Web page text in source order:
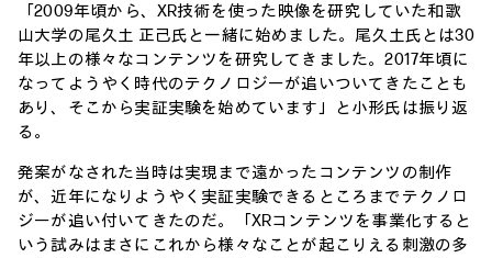
「2009年頃から、XR技術を使った映像を研究していた和歌
山大学の尾久土 正己氏と一緒に始めました。尾久土氏とは30
年以上の様々なコンテンツを研究してきました。2017年頃に
なってようやく時代のテクノロジーが追いついてきたことも
あり、そこから実証実験を始めています」と小形氏は振り返
る。
発案がなされた当時は実現まで遠かったコンテンツの制作
が、近年になりようやく実証実験できるところまでテクノロ
ジーが追い付いてきたのだ。「XRコンテンツを事業化すると
いう試みはまさにこれから様々なことが起こりえる刺激の多